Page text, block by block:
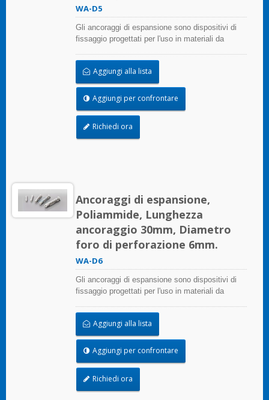
WA-D5
Gli ancoraggi di espansione sono dispositivi di
fissaggio progettati per l'uso in materiali da
tenuta attraverso l'espansione.
Aggiungi alla lista
Aggiungi per confrontare
Richiedi ora
Ancoraggi di espansione,
Poliammide, Lunghezza
ancoraggio 30mm, Diametro
foro di perforazione 6mm.
WA-D6
Gli ancoraggi di espansione sono dispositivi di
fissaggio progettati per l'uso in materiali da
tenuta attraverso l'espansione.
Aggiungi alla lista
Aggiungi per confrontare
Richiedi ora